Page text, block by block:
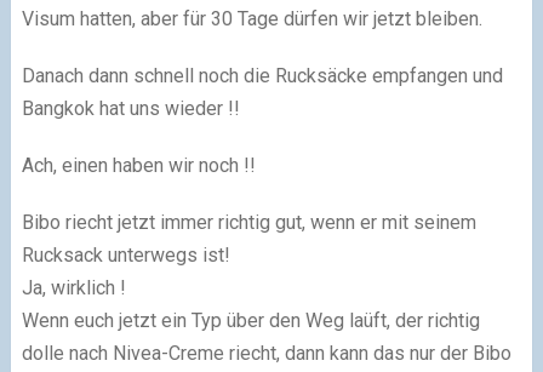
Visum hatten, aber für 30 Tage dürfen wir jetzt bleiben.
Danach dann schnell noch die Rucksäcke empfangen und
Bangkok hat uns wieder !!
Ach, einen haben wir noch !!
Bibo riecht jetzt immer richtig gut, wenn er mit seinem
Rucksack unterwegs ist!
Ja, wirklich !
Wenn euch jetzt ein Typ über den Weg laüft, der richtig
dolle nach Nivea-Creme riecht, dann kann das nur der Bibo